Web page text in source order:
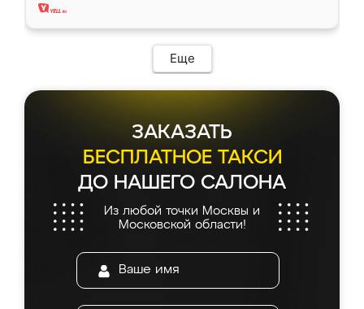
Еще
ЗАКАЗАТЬ
БЕСПЛАТНОЕ ТАКСИ
ДО НАШЕГО САЛОНА
Из любой точки Москвы и
Московской области!